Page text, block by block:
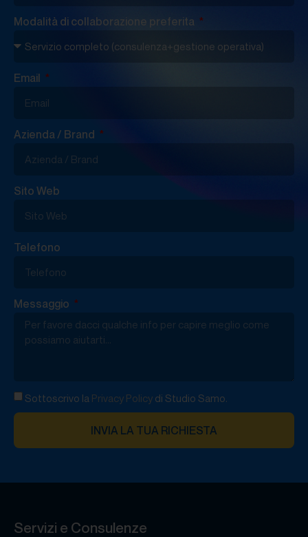
Modalità di collaborazione preferita
Email
Azienda / Brand
Sito Web
Telefono
Messaggio
Sottoscrivo la Privacy Policy di Studio Samo.
INVIA LA TUA RICHIESTA
Servizi e Consulenze